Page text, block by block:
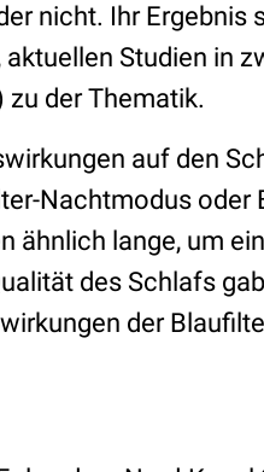
nicht. Ihr
Studien in
zu der Thematik.
auf den
Nachtmodus oder
ähnlich lange, um
des Schlafs
der